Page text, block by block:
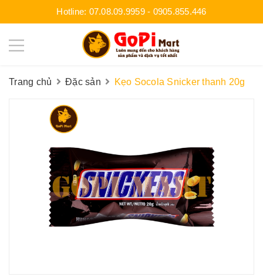
Hotline: 07.08.09.9959- 0905.855.446
Trang chủ Đặc sản Kẹo Socola Snicker thanh 20g